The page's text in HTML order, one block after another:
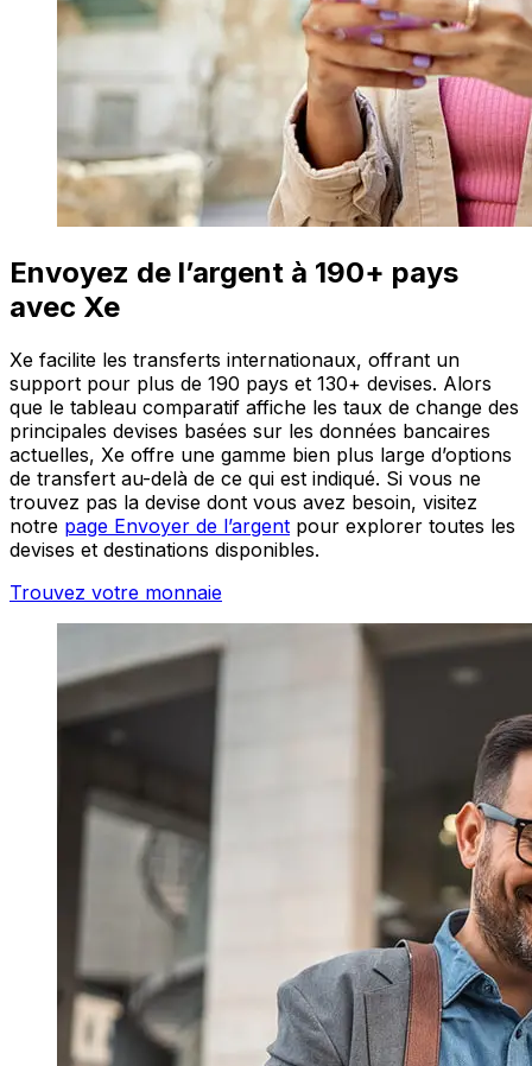
Envoyez de l’argent à 190+ pays
avec Xe
Xe facilite les transferts internationaux, offrant un
support pour plus de 190 pays et 130+ devises. Alors
que le tableau comparatif affiche les taux de change des
principales devises basées sur les données bancaires
actuelles, Xe offre une gamme bien plus large d’options
de transfert au-delà de ce qui est indiqué. Si vous ne
trouvez pas la devise dont vous avez besoin, visitez
notre page Envoyer de l’argent pour explorer toutes les
devises et destinations disponibles.
Trouvez votre monnaie